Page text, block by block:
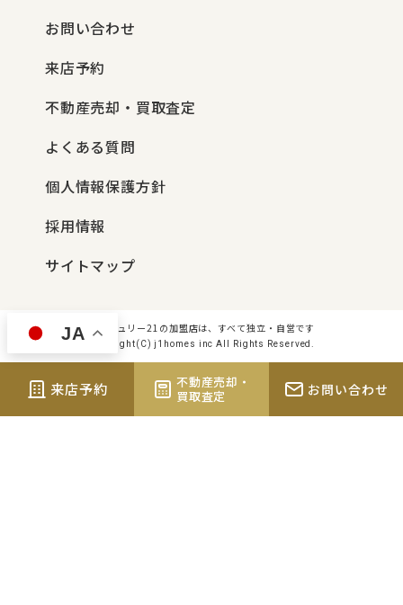
お問い合わせ
来店予約
不動産売却・買取査定
よくある質問
個人情報保護方針
採用情報
サイトマップ
センチュリー21の加盟店は、すべて独立・自営です
Copyright(C) j1homes inc All Rights Reserved.
来店予約
不動産売却・
買取査定
お問い合わせ
JA